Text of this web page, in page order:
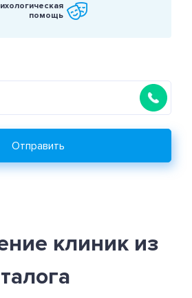
помощь
Отправить
клиник из